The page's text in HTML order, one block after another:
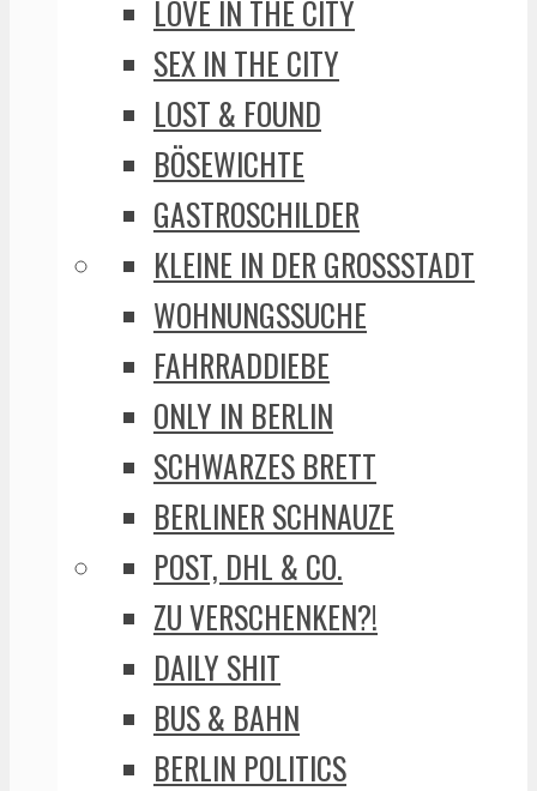
LOVE IN THE CITY
SEX IN THE CITY
LOST & FOUND
BÖSEWICHTE
GASTROSCHILDER
KLEINE IN DER GROSSSTADT
WOHNUNGSSUCHE
FAHRRADDIEBE
ONLY IN BERLIN
SCHWARZES BRETT
BERLINER SCHNAUZE
POST, DHL & CO.
ZU VERSCHENKEN?!
DAILY SHIT
BUS & BAHN
BERLIN POLITICS